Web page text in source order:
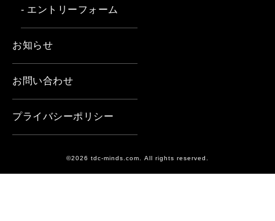
- エントリーフォーム
お知らせ
お問い合わせ
プライバシーポリシー
©2026 tdc-minds.com. All rights reserved.